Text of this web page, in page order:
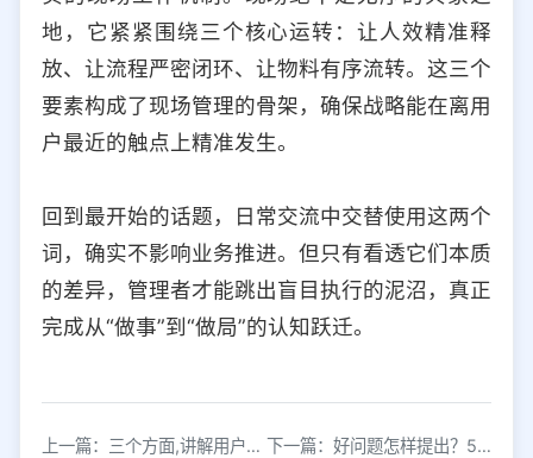
地，它紧紧围绕三个核心运转：让人效精准释
放、让流程严密闭环、让物料有序流转。这三个
要素构成了现场管理的骨架，确保战略能在离用
户最近的触点上精准发生。
回到最开始的话题，日常交流中交替使用这两个
词，确实不影响业务推进。但只有看透它们本质
的差异，管理者才能跳出盲目执行的泥沼，真正
完成从“做事”到“做局”的认知跃迁。
上一篇：三个方面,讲解用户运营到底该怎么操作 下一篇：好问题怎样提出？5个留意原则及三种提问方式详解